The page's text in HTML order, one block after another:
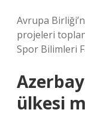
Avrupa
projeleri
Spor Bilimleri
ülkesi